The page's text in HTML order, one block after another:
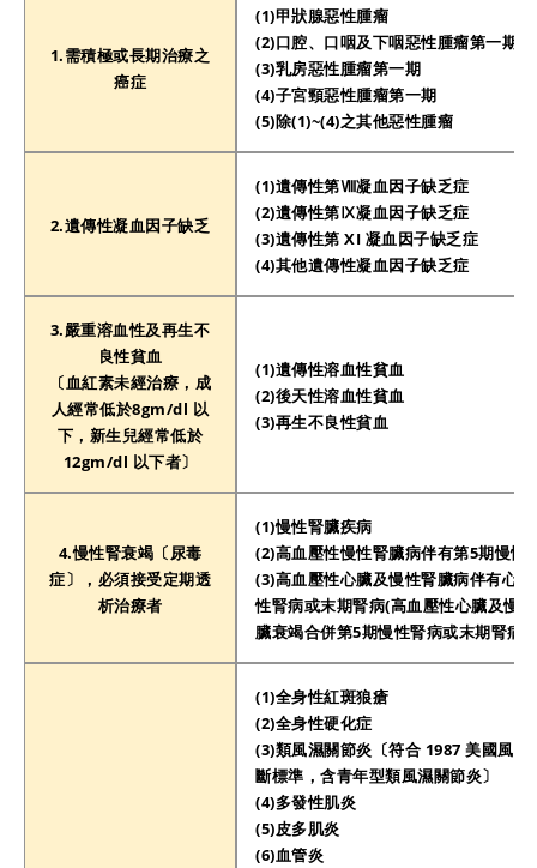
1.需積極或長期治療之
癌症
(1)甲狀腺惡性腫瘤
(2)口腔、口咽及下咽惡性腫瘤第一期
(3)乳房惡性腫瘤第一期
(4)子宮頸惡性腫瘤第一期
(5)除(1)~(4)之其他惡性腫瘤
2.遺傳性凝血因子缺乏
(1)遺傳性第Ⅷ凝血因子缺乏症
(2)遺傳性第Ⅸ凝血因子缺乏症
(3)遺傳性第 XI 凝血因子缺乏症
(4)其他遺傳性凝血因子缺乏症
3.嚴重溶血性及再生不
良性貧血
〔血紅素未經治療，成
人經常低於8gm/dl 以
下，新生兒經常低於
12gm/dl 以下者〕
(1)遺傳性溶血性貧血
(2)後天性溶血性貧血
(3)再生不良性貧血
4.慢性腎衰竭〔尿毒
症〕，必須接受定期透
析治療者
(1)慢性腎臟疾病
(2)高血壓性慢性腎臟病伴有第5期慢性
(3)高血壓性心臟及慢性腎臟病伴有心
性腎病或末期腎病(高血壓性心臟及慢
臟衰竭合併第5期慢性腎病或末期腎病)
(1)全身性紅斑狼瘡
(2)全身性硬化症
(3)類風濕關節炎〔符合 1987 美國風濕
斷標準，含青年型類風濕關節炎〕
(4)多發性肌炎
(5)皮多肌炎
(6)血管炎